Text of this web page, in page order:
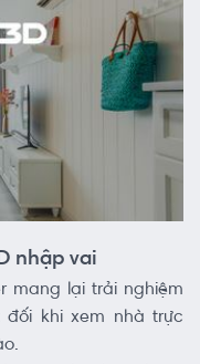
nhập vai
mang lại trải nghiệm
khi xem nhà trực